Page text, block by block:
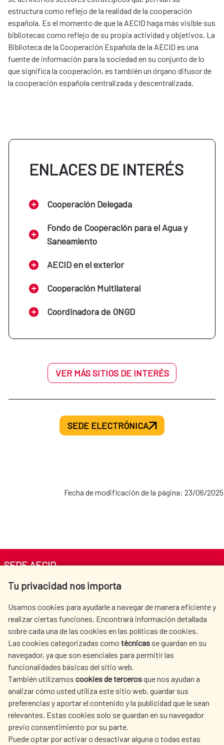
estructura como reflejo de la realidad de la cooperación
española. Es el momento de que la AECID haga más visible sus
bibliotecas como reflejo de su propia actividad y objetivos. La
Biblioteca de la Cooperación Española de la AECID es una
fuente de información para la sociedad en su conjunto de lo
que significa la cooperación, es también un órgano difusor de
la cooperación española centralizada y descentralizada.
ENLACES DE INTERÉS
Cooperación Delegada
Fondo de Cooperación para el Agua y
Saneamiento
AECID en el exterior
Cooperación Multilateral
Coordinadora de ONGD
VER MÁS SITIOS DE INTERÉS
SEDE ELECTRÓNICA
Fecha de modificación de la página: 23/06/2025
Tu privacidad nos importa
Usamos cookies para ayudarle a navegar de manera eficiente y
realizar ciertas funciones. Encontrará información detallada
sobre cada una de las cookies en las políticas de cookies.
Las cookies categorizadas como técnicas se guardan en su
navegador, ya que son esenciales para permitir las
funcionalidades básicas del sitio web.
También utilizamos cookies de tercerosque nos ayudan a
analizar cómo usted utiliza este sitio web, guardar sus
preferencias y aportar el contenido y la publicidad que le sean
relevantes. Estas cookies solo se guardan en su navegador
previo consentimiento por su parte.
Puede optar por activar o desactivar alguna o todas estas
SEDE AECID
Av. Reyes Católicos 4 - 28040 Madrid
centro.informacion@aecid.es
LA AECID
DÓNDE COOPERAMOS
ACCIÓN HUMANITARIA
SALA DE PRENSA
CULTURA Y CIENCIA
BIBLIOTECA